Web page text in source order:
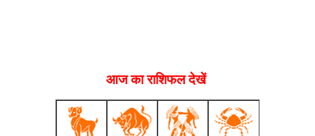
आज का राशिफल देखें